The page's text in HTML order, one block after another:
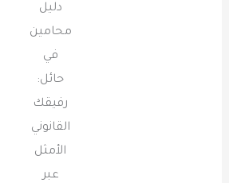
دليل
محامين
في
حائل:
رفيقك
القانوني
الأمثل
عبر